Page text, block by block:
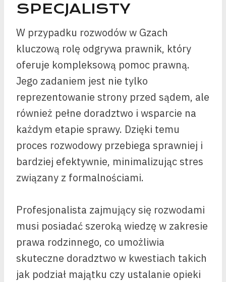
SPECJALISTY
W przypadku rozwodów w Gzach
kluczową rolę odgrywa prawnik, który
oferuje kompleksową pomoc prawną.
Jego zadaniem jest nie tylko
reprezentowanie strony przed sądem, ale
również pełne doradztwo i wsparcie na
każdym etapie sprawy. Dzięki temu
proces rozwodowy przebiega sprawniej i
bardziej efektywnie, minimalizując stres
związany z formalnościami.
Profesjonalista zajmujący się rozwodami
musi posiadać szeroką wiedzę w zakresie
prawa rodzinnego, co umożliwia
skuteczne doradztwo w kwestiach takich
jak podział majątku czy ustalanie opieki